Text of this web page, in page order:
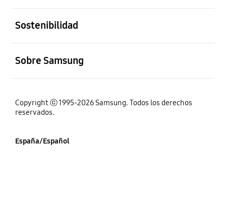
Sostenibilidad
Sobre Samsung
Copyright ⓒ 1995-2026 Samsung. Todos los derechos
reservados.
España/Español